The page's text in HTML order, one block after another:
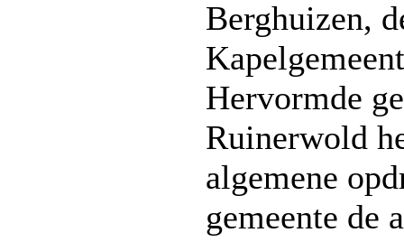
Berghuizen,
Hervormde
Ruinerwold
algemene
gemeente de